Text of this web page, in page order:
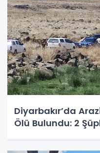
Diyarbakır’da
Ölü Bulundu: 2